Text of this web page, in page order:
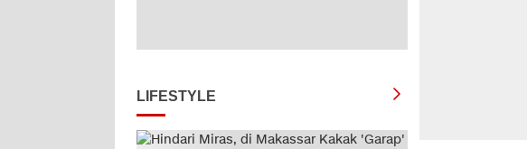
LIFESTYLE